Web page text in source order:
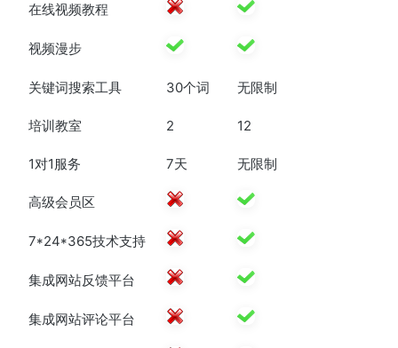
在线视频教程
视频漫步
关键词搜索工具 30个词 无限制
培训教室 2 12
1对1服务 7天 无限制
高级会员区
7*24*365技术支持
集成网站反馈平台
集成网站评论平台